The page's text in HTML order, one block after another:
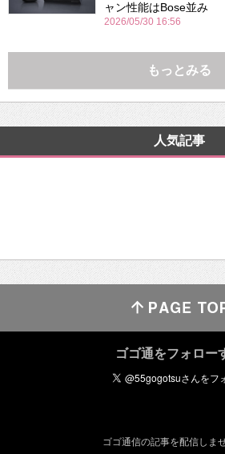
ャン性能はBose並み
2026/05/30 16:56
もっとみる
人気記事
ゴゴ通をフォロー
ゴゴ通信の記事を配信しま